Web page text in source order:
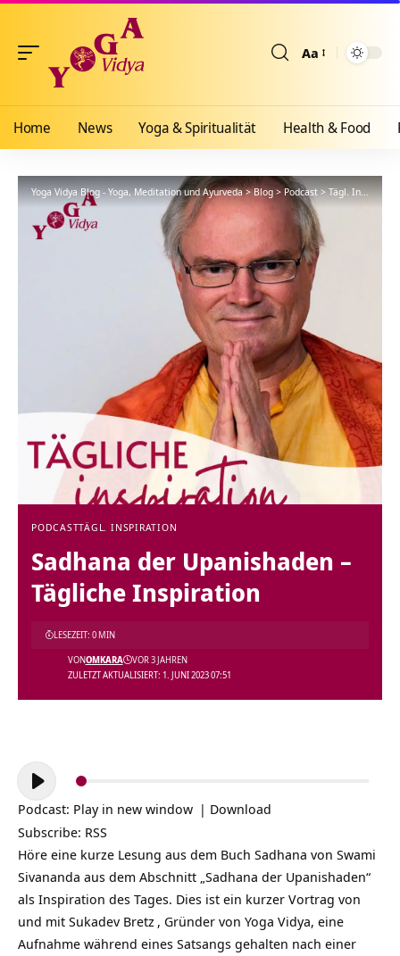
Aa
Home News Yoga & Spiritualität Health & Food
Yoga Vidya Blog - Yoga, Meditation und Ayurveda>Blog>Podcast>Tägl. Inspiration
PODCASTTÄGL. INSPIRATION
Sadhana der Upanishaden –
Tägliche Inspiration
ZULETZT AKTUALISIERT: 1. JUNI 2023 07:51
VONOMKARA VOR 3 JAHREN
LESEZEIT: 0 MIN
Audio-
Player
Podcast: Play in new window | Download
Subscribe: RSS
Höre eine kurze Lesung aus dem Buch Sadhana von Swami
Sivananda aus dem Abschnitt „Sadhana der Upanishaden“
als Inspiration des Tages. Dies ist ein kurzer Vortrag von
und mit Sukadev Bretz , Gründer von Yoga Vidya, eine
Aufnahme während eines Satsangs gehalten nach einer